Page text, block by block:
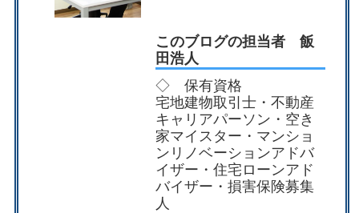
このブログの担当者 飯
田浩人
◇ 保有資格
宅地建物取引士・不動産
キャリアパーソン・空き
家マイスター・マンショ
ンリノベーションアドバ
イザー・住宅ローンアド
バイザー・損害保険募集
人